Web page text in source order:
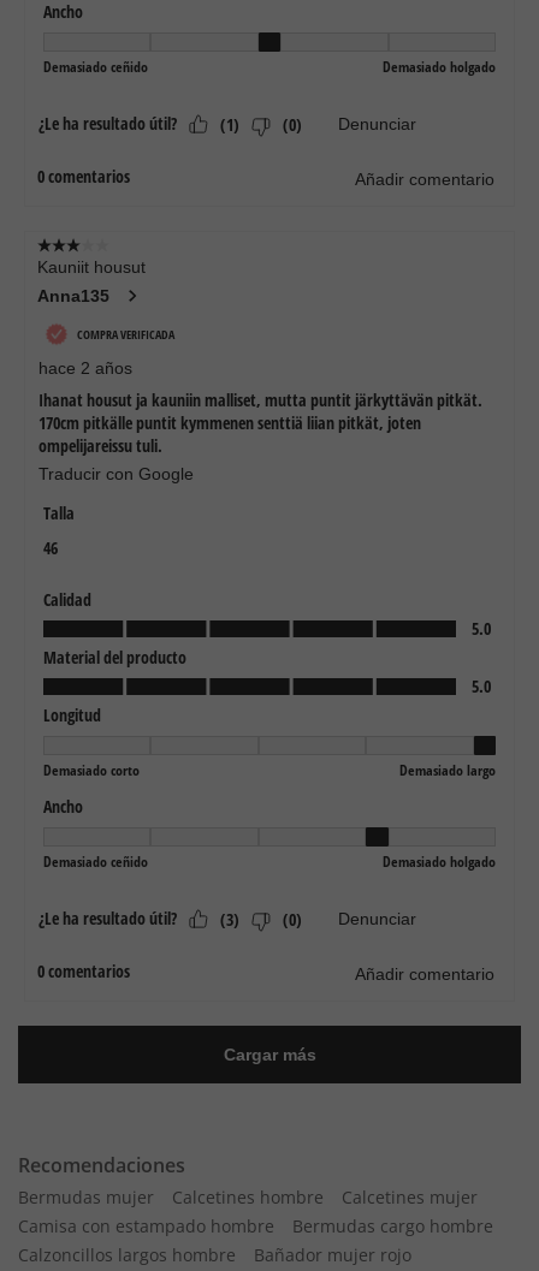
Recomendaciones
Bermudas mujer Calcetines hombre
Calcetines mujer
Camisa con estampado hombre
Bermudas cargo hombre
Calzoncillos largos hombre
Bañador mujer rojo